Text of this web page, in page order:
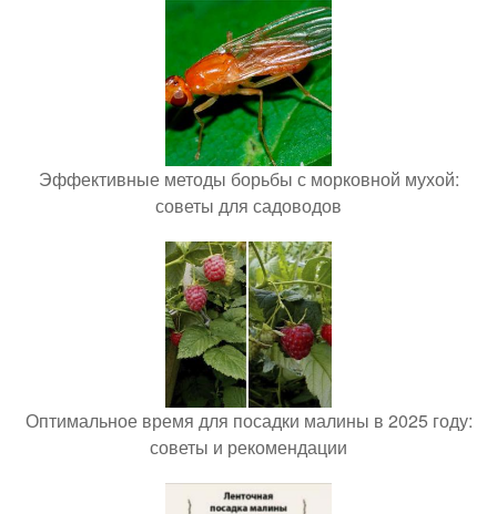
Эффективные методы борьбы с морковной мухой:
советы для садоводов
Оптимальное время для посадки малины в 2025 году:
советы и рекомендации